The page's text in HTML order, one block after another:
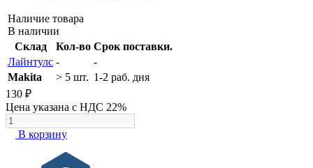
Наличие товара
В наличии
Склад
Кол-во Срок поставки.
Лайнтулс -
-
Makita
> 5 шт. 1-2 раб. дня
130 ₽
Цена указана с НДС 22%
В корзину